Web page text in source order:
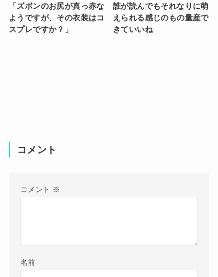
「ズボンのお尻が真っ赤な
ようですが、その衣装はコ
スプレですか？」
誰が読んでもそれなりに萌
えられる感じのもの量産で
きていいね
コメント
コメント ※
名前